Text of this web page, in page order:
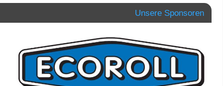
Unsere Sponsoren